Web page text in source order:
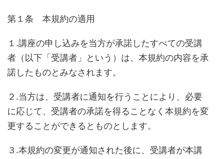
第１条 本規約の適用
１.講座の申し込みを当方が承諾したすべての受講
者（以下「受講者」という）は、本規約の内容を承
諾したものとみなされます。
２.当方は、受講者に通知を行うことにより、必要
に応じて、受講者の承諾を得ることなく本規約を変
更することができるとものとします。
３.本規約の変更が通知された後に、受講者が本講